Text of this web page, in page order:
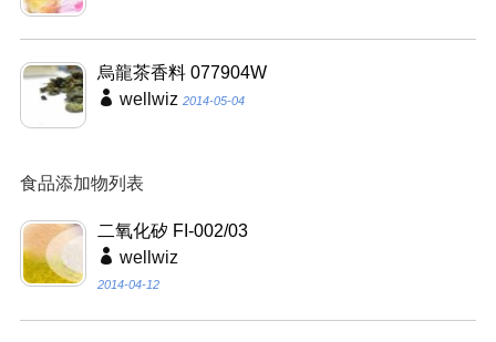
烏龍茶香料 077904W
wellwiz 2014-05-04
食品添加物列表
二氧化矽 FI-002/03
wellwiz
2014-04-12